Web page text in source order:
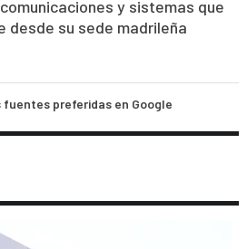
y sistemas que
desde su sede madrileña
fuentes preferidas en Google